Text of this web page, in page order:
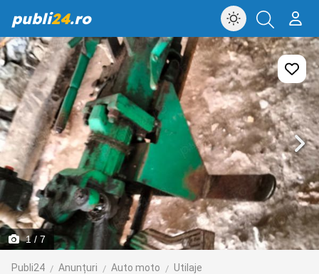
publi24.ro
1/ 7
Publi24 Anunțuri Auto moto Utilaje